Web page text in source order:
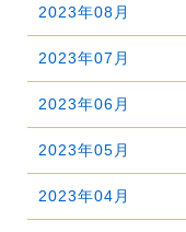
2025年05月
2025年04月
2025年03月
2025年02月
2025年01月
2023年08月
2023年07月
2023年06月
2023年05月
2023年04月